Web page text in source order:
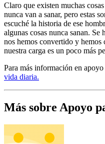
Claro que existen muchas
nunca van a sanar, pero estas
escuché la historia de ese
algunas cosas nunca sanan. Se
nos hemos convertido y
nuestra carga es un poco más
Para más información en
vida diaria.
Más sobre Apoyo